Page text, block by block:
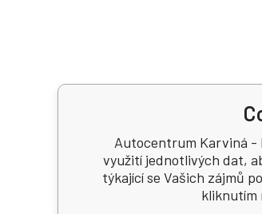
Autocentrum Karviná -
využití jednotlivých dat,
týkající se Vašich zájmů
kliknutím